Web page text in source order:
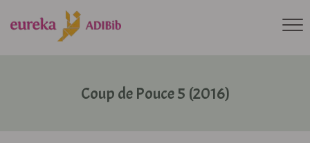
Coup de Pouce 5 (2016)